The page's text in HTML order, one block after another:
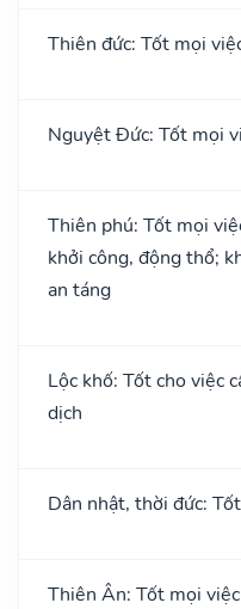
Thiên đức: Tốt mọi
Nguyệt Đức: Tốt mọi
Thiên phú: Tốt mọi
khởi công, động thổ;
an táng
Lộc khố: Tốt cho việc
dịch
Dân nhật, thời đức:
Thiên Ân: Tốt mọi việc